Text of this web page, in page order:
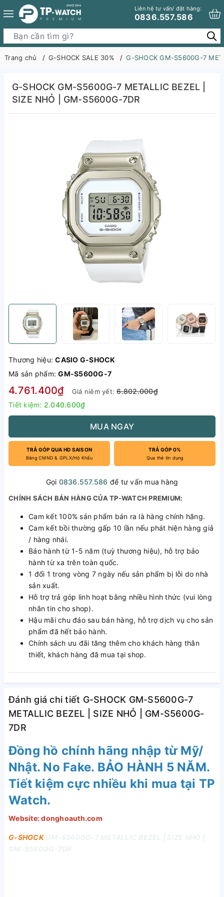
Liên hệ tư vấn/ đặt hàng:
0836.557.586
Trang chủ G-SHOCK SALE 30% G-SHOCK GM-S5600G-7
G-SHOCK GM-S5600G-7 METALLIC BEZEL |
SIZE NHỎ | GM-S5600G-7DR
Thương hiệu:CASIO G-SHOCK
Mã sản phẩm:GM-S5600G-7
4.761.400₫ Giá niêm yết:6.802.000₫
Tiết kiệm: 2.040.600₫
MUA NGAY
TRẢ GÓP QUA HD SAISON
Bằng CMND & GPLX/Hộ Khẩu
TRẢ GÓP 0%
Qua thẻ tín dụng
Gọi 0836.557.586 để tư vấn mua hàng
CHÍNH SÁCH BÁN HÀNG CỦA TP-WATCH PREMIUM:
Cam kết 100% sản phẩm bán ra là hàng chính hãng.
Cam kết bồi thường gấp 10 lần nếu phát hiện hàng giả
/ hàng nhái.
Bảo hành từ 1-5 năm (tuỳ thương hiệu), hỗ trợ bảo
hành từ xa trên toàn quốc.
1 đổi 1 trong vòng 7 ngày nếu sản phẩm bị lỗi do nhà
sản xuất.
Hỗ trợ trả góp linh hoạt bằng nhiều hình thức (vui lòng
nhắn tin cho shop).
Hậu mãi chu đáo sau bán hàng, hỗ trợ dịch vụ cho sản
phẩm đã hết bảo hành.
Chính sách ưu đãi tăng thêm cho khách hàng thân
thiết, khách hàng đã mua tại shop.
Đánh giá chi tiết G-SHOCK GM-S5600G-7
METALLIC BEZEL | SIZE NHỎ | GM-S5600G-
7DR
Đồng hồ chính hãng nhập từ Mỹ/
Nhật. No Fake. BẢO HÀNH 5 NĂM.
Tiết kiệm cực nhiều khi mua tại TP
Watch.
Website: donghoauth.com
G-SHOCK